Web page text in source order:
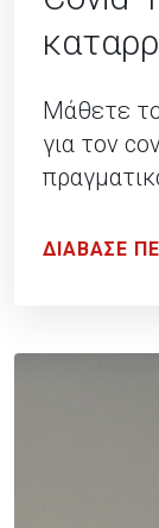
Μάθετε
για τον
ΔΙΑΒΑΣΕ